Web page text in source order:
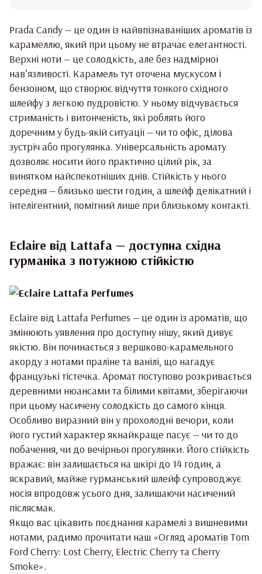
Prada Candy— це один із найвпізнаваніших ароматів із
карамеллю, який при цьому не втрачає елегантності.
Верхні ноти — це солодкість, але без надмірної
нав’язливості. Карамель тут оточена мускусом і
бензоїном, що створює відчуття тонкого східного
шлейфу з легкою пудровістю. У ньому відчувається
стриманість і витонченість, які роблять його
доречним у будь-якій ситуації — чи то офіс, ділова
зустріч або прогулянка. Універсальність аромату
дозволяє носити його практично цілий рік, за
винятком найспекотніших днів. Стійкість у нього
середня — близько шести годин, а шлейф делікатний і
інтелігентний, помітний лише при близькому контакті.
Eclaire від Lattafa — доступна східна
гурманіка з потужною стійкістю
Eclaire від Lattafa Perfumes — це один із ароматів, що
змінюють уявлення про доступну нішу, який дивує
якістю. Він починається з вершково-карамельного
акорду з нотами праліне та ванілі, що нагадує
французькі тістечка. Аромат поступово розкривається
деревними нюансами та білими квітами, зберігаючи
при цьому насичену солодкість до самого кінця.
Особливо виразний він у прохолодні вечори, коли
його густий характер якнайкраще пасує — чи то до
побачення, чи до вечірньої прогулянки. Його стійкість
вражає: він залишається на шкірі до 14 годин, а
яскравий, майже гурманський шлейф супроводжує
носія впродовж усього дня, залишаючи насичений
післясмак.
Якщо вас цікавить поєднання карамелі з вишневими
нотами, радимо прочитати наш «Огляд ароматів Tom
Ford Cherry: Lost Cherry, Electric Cherry та Cherry
Smoke».